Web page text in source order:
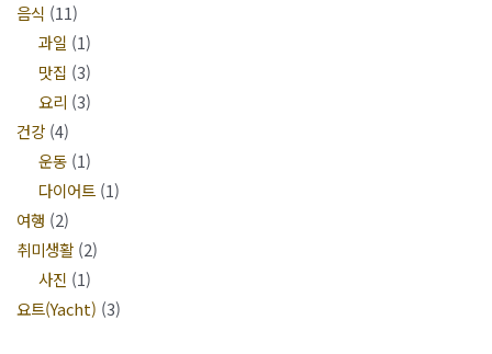
음식 (11)
과일 (1)
맛집 (3)
요리 (3)
건강(4)
운동(1)
다이어트(1)
여행 (2)
취미생활(2)
사진 (1)
요트(Yacht) (3)